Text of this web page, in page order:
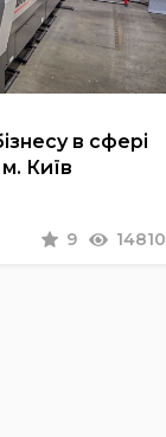
в сфері
Київ
9 14810